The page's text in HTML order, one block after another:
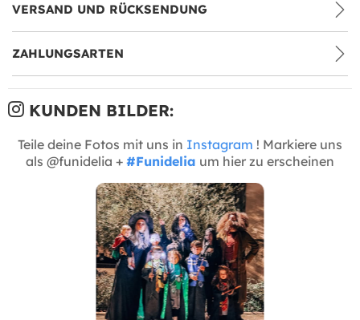
VERSAND UND RÜCKSENDUNG
ZAHLUNGSARTEN
KUNDEN BILDER:
Teile deine Fotos mit uns in Instagram ! Markiere uns
als @funidelia + #Funidelia um hier zu erscheinen